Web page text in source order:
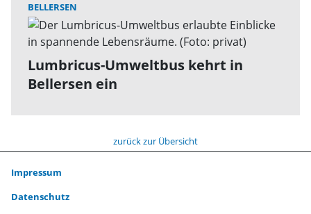
BELLERSEN
Lumbricus-Umweltbus kehrt in
Bellersen ein
zurück zur Übersicht
Impressum
Datenschutz